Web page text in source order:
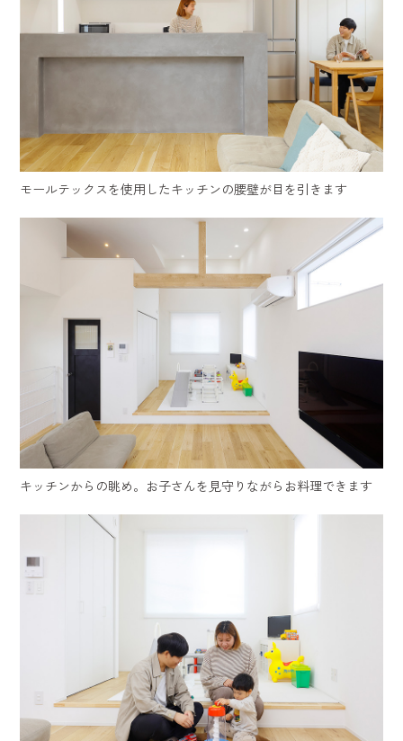
モールテックスを使用したキッチンの腰壁が目を引きます
キッチンからの眺め。お子さんを見守りながらお料理できます